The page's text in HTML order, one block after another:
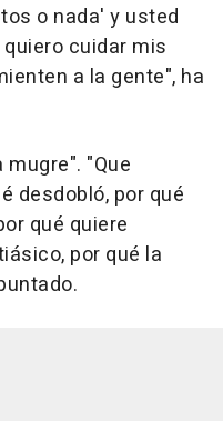
o nada' y usted
cuidar mis
a la gente", ha
"Que
desdobló, por qué
qué quiere
por qué la